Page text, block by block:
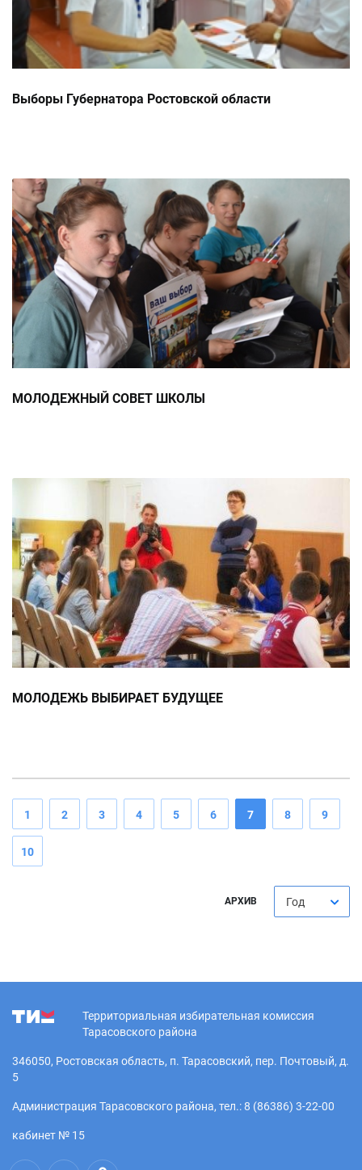
Выборы Губернатора Ростовской области
МОЛОДЕЖНЫЙ СОВЕТ ШКОЛЫ
МОЛОДЕЖЬ ВЫБИРАЕТ БУДУЩЕЕ
1 2 3 4 5 6 7 8 9
10
АРХИВ Год
Территориальная избирательная комиссия
Тарасовского района
346050, Ростовская область, п. Тарасовский, пер. Почтовый, д.
5
Администрация Тарасовского района, тел.: 8 (86386) 3-22-00
кабинет № 15